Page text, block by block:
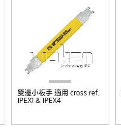
雙邊小板手 適用 cross ref.
IPEX1 & IPEX4